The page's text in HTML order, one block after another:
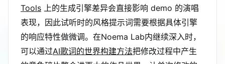
Tools 上的生成引擎差异会直接影响 demo 的演唱
表现，因此试听时的风格提示词需要根据具体引擎
的响应特性做微调。在Noema Lab内继续深入时，
可以通过AI歌词的世界构建方法把修改过程中产生